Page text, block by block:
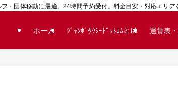
・団体移動に最適。24時間予約受付。料金目安・対応エリ
ホーム ｼﾞｬﾝﾎﾞﾀｸｼｰﾄﾞｯﾄｺﾑとは 運賃表